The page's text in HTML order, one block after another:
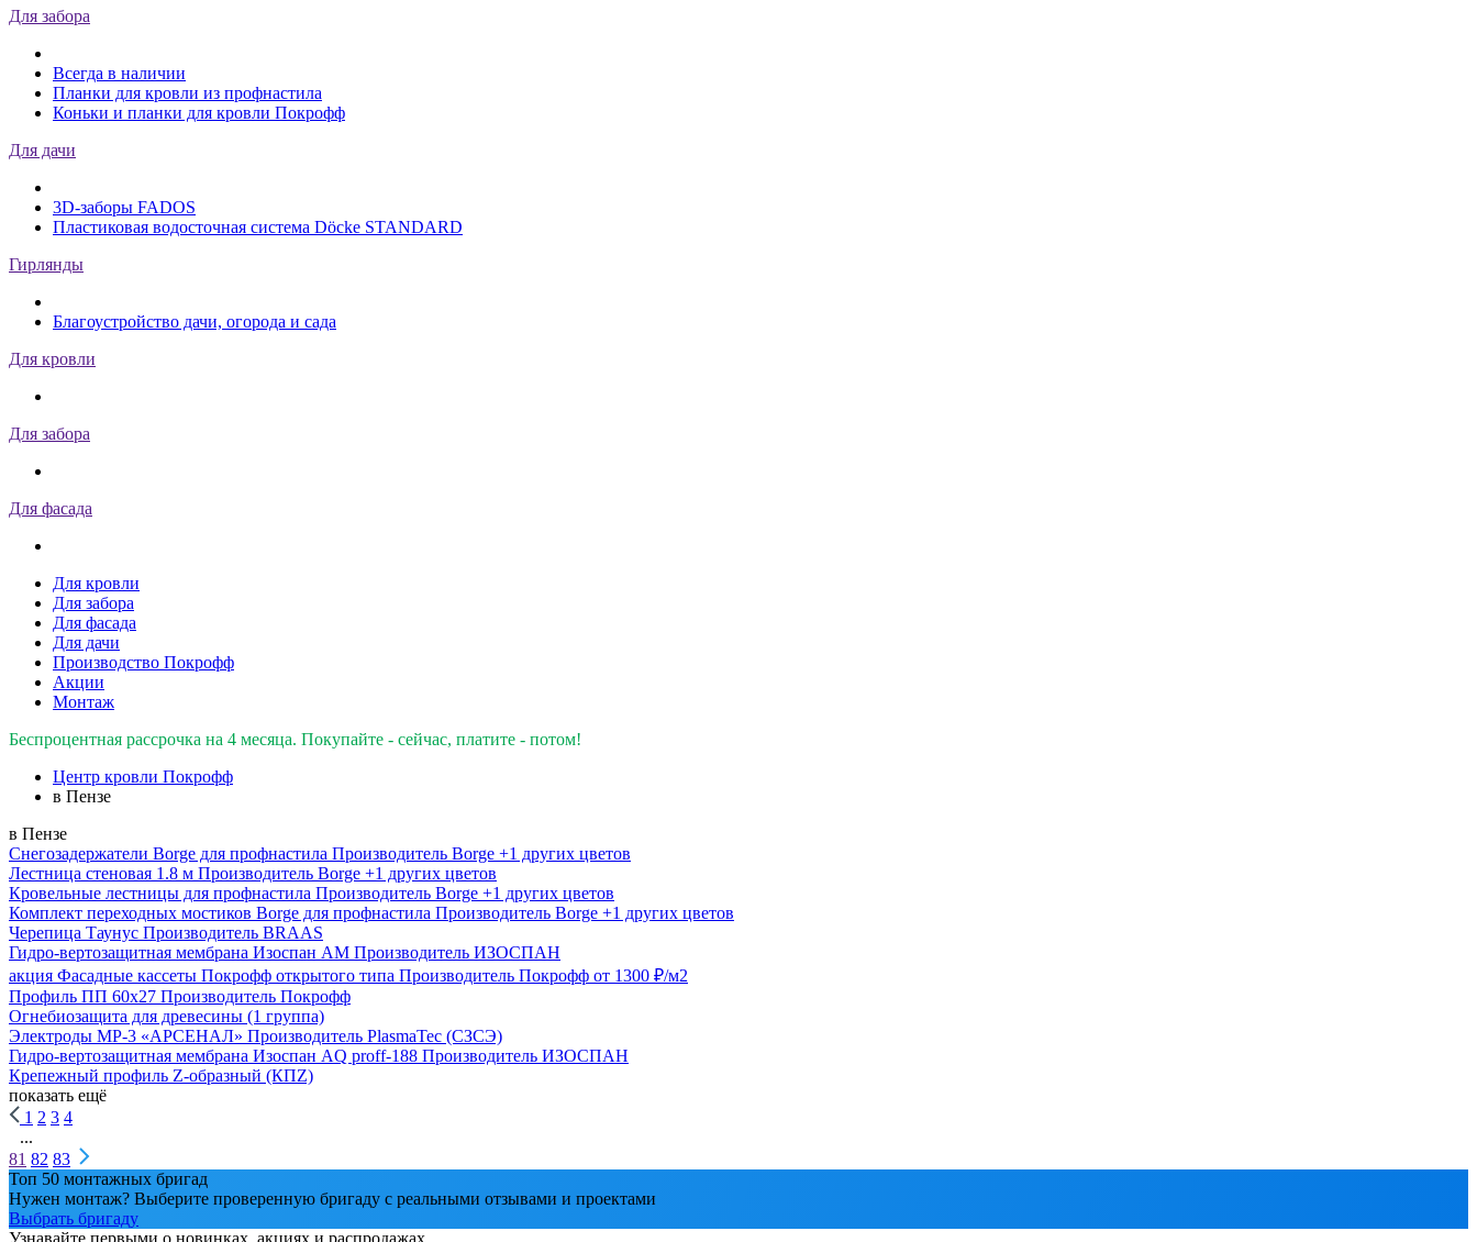
Для забора
Всегда в наличии
Планки для кровли из профнастила
Коньки и планки для кровли Покрофф
Для дачи
3D-заборы FADOS
Пластиковая водосточная система Döcke STANDARD
Гирлянды
Благоустройство дачи, огорода и сада
Для кровли
Для забора
Для фасада
Для кровли
Для забора
Для фасада
Для дачи
Производство Покрофф
Акции
Монтаж
Беспроцентная рассрочка на 4 месяца. Покупайте - сейчас, платите - потом!
Центр кровли Покрофф
в Пензе
в Пензе
Снегозадержатели Вorge для профнастила Производитель Borge +1 других цветов
Лестница стеновая 1.8 м Производитель Borge +1 других цветов
Кровельные лестницы для профнастила Производитель Borge +1 других цветов
Комплект переходных мостиков Borge для профнастила Производитель Borge +1 других цветов
Черепица Таунус Производитель BRAAS
Гидро-вертозащитная мембрана Изоспан AM Производитель ИЗОСПАН
акция Фасадные кассеты Покрофф открытого типа Производитель Покрофф от 1300 ₽/м2
Профиль ПП 60х27 Производитель Покрофф
Огнебиозащита для древесины (1 группа)
Электроды МР-3 «АРСЕНАЛ» Производитель PlasmaTec (СЗСЭ)
Гидро-вертозащитная мембрана Изоспан AQ prоff-188 Производитель ИЗОСПАН
Крепежный профиль Z-образный (КПZ)
показать ещё
1 2 3 4
...
81 82 83
Топ 50 монтажных бригад
Нужен монтаж? Выберите проверенную бригаду с реальными отзывами и проектами
Выбрать бригаду
Узнавайте первыми о новинках, акциях и распродажах